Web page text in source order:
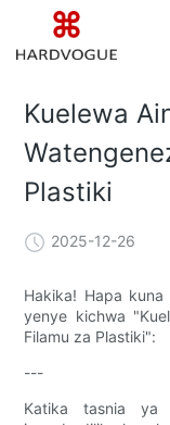
Kuelewa
Plastiki
2025-12-26
Hakika! Hapa
yenye kichwa
Filamu za Plastiki":
---
Katika tasnia ya